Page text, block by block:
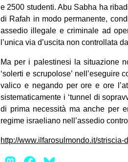
e 2500 studenti. Abu Sabha ha
di Rafah in modo permanente,
assedio illegale e criminale ad
l’unica via d’uscita non controllata
Ma per i palestinesi la situazione
‘solerti e scrupolose’
valico e negando per ore e ore
sistematicamente i ‘tunnel di
di prima necessità ma anche per
regime israeliano nell’assedio
http://www.ilfarosulmondo.it/